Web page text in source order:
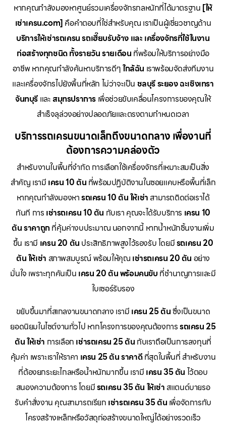
หากคุณกำลังมองหาศูนย์รวมเครื่องจักรกลหนักที่ได้มาตรฐาน [ให้
เช่าเครน.com] คือคำตอบที่ใช่สำหรับคุณ เราเป็นผู้เชี่ยวชาญด้าน
บริการให้เช่ารถเครน รถเฮี๊ยบรับจ้าง และ เครื่องจักรที่ใช้ในงาน
ก่อสร้างทุกชนิด ทั้งรายวัน รายเดือน ที่พร้อมให้บริการอย่างมือ
อาชีพ หากคุณกำลังค้นหาบริการดีๆใกล้ฉัน เราพร้อมจัดส่งทีมงาน
และเครื่องจักรไปยังพื้นที่หลัก ไม่ว่าจะเป็น ชลบุรี ระยอง ฉะเชิงเทรา
จันทบุรี และสมุทรปราการ เพื่อช่วยขับเคลื่อนโครงการของคุณให้
สำเร็จลุล่วงอย่างปลอดภัยและตรงตามกำหนดเวลา
บริการรถเครนขนาดเล็กถึงขนาดกลาง เพื่องานที่
ต้องการความคล่องตัว
สำหรับงานในพื้นที่จำกัด การเลือกใช้เครื่องจักรที่เหมาะสมเป็นสิ่ง
สำคัญ เรามี เครน 10 ตัน ที่พร้อมปฏิบัติงานในซอยแคบหรือพื้นที่เล็ก
หากคุณกำลังมองหารถเครน 10 ตัน ให้เช่า สามารถติดต่อเราได้
ทันที การ เช่ารถเครน 10 ตัน กับเรา คุณจะได้รับบริการ เครน 10
ตัน ราคาถูกที่คุ้มค่างบประมาณ นอกจากนี้ หากน้ำหนักชิ้นงานเพิ่ม
ขึ้น เรามี เครน 20 ตัน ประสิทธิภาพสูงไว้รองรับ โดยมีรถเครน 20
ตัน ให้เช่า สภาพสมบูรณ์ พร้อมให้คุณ เช่ารถเครน 20 ตัน อย่าง
มั่นใจ เพราะทุกคันเป็น เครน 20 ตัน พร้อมคนขับ ที่ชำนาญการและมี
ใบเซอร์รับรอง
ขยับขึ้นมาที่สเกลงานขนาดกลาง เรามี เครน 25 ตันซึ่งเป็นขนาด
ยอดนิยมในไซต์งานทั่วไป หากโครงการของคุณต้องการรถเครน 25
ตัน ให้เช่า การเลือก เช่ารถเครน 25 ตัน กับเราถือเป็นการลงทุนที่
คุ้มค่า เพราะเราให้ราคา เครน 25 ตัน ราคาดีที่สุดในพื้นที่ สำหรับงาน
ที่ต้องยกระยะไกลหรือน้ำหนักมากขึ้น เรามี เครน 35 ตัน ไว้ตอบ
สนองความต้องการ โดยมีรถเครน 35 ตัน ให้เช่า สแตนด์บายรอ
รับคำสั่งงาน คุณสามารถเรียก เช่ารถเครน 35 ตัน เพื่อจัดการกับ
โครงสร้างเหล็กหรือวัสดุก่อสร้างขนาดใหญ่ได้อย่างรวดเร็ว